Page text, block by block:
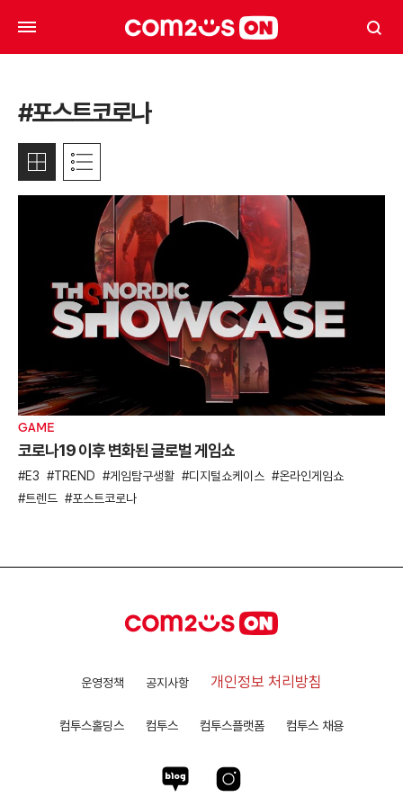
#포스트코로나
GAME
코로나19 이후 변화된 글로벌 게임쇼
E3 TREND 게임탐구생활 디지털쇼케이스
온라인게임쇼
트렌드
포스트코로나
운영정책 공지사항 개인정보 처리방침
컴투스홀딩스 컴투스 컴투스플랫폼 컴투스 채용